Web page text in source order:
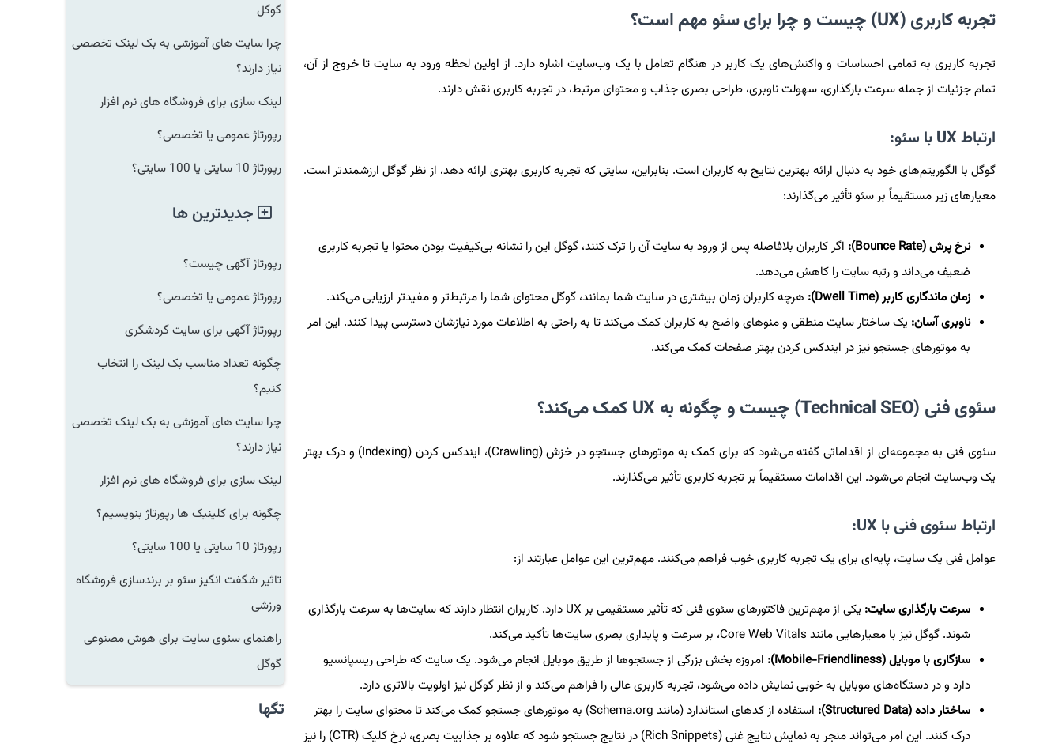
تجربه کاربری (UX) چیست و چرا برای سئو مهم است؟
تجربه کاربری به تمامی احساسات و واکنش‌های یک کاربر در هنگام تعامل با یک وب‌سایت اشاره دارد. از اولین لحظه ورود به سایت تا خروج از آن،
تمام جزئیات از جمله سرعت بارگذاری، سهولت ناوبری، طراحی بصری جذاب و محتوای مرتبط، در تجربه کاربری نقش دارند.
ارتباط UX با سئو:
گوگل با الگوریتم‌های خود به دنبال ارائه بهترین نتایج به کاربران است. بنابراین، سایتی که تجربه کاربری بهتری ارائه دهد، از نظر گوگل ارزشمندتر است.
معیارهای زیر مستقیماً بر سئو تأثیر می‌گذارند:
نرخ پرش (Bounce Rate):
اگر کاربران بلافاصله پس از ورود به سایت آن را ترک کنند، گوگل این را نشانه بی‌کیفیت بودن محتوا یا تجربه کاربری
ضعیف می‌داند و رتبه سایت را کاهش می‌دهد.
زمان ماندگاری کاربر (Dwell Time):
هرچه کاربران زمان بیشتری در سایت شما بمانند، گوگل محتوای شما را مرتبط‌تر و مفیدتر ارزیابی می‌کند.
ناوبری آسان: یک ساختار سایت منطقی و منوهای واضح به کاربران کمک می‌کند تا به راحتی به اطلاعات مورد نیازشان دسترسی پیدا کنند. این امر
به موتورهای جستجو نیز در ایندکس کردن بهتر صفحات کمک می‌کند.
سئوی فنی (Technical SEO) چیست و چگونه به UX کمک می‌کند؟
سئوی فنی به مجموعه‌ای از اقداماتی گفته می‌شود که برای کمک به موتورهای جستجو در خزش (Crawling)، ایندکس کردن (Indexing) و درک بهتر
یک وب‌سایت انجام می‌شود. این اقدامات مستقیماً بر تجربه کاربری تأثیر می‌گذارند.
ارتباط سئوی فنی با UX:
عوامل فنی یک سایت، پایه‌ای برای یک تجربه کاربری خوب فراهم می‌کنند. مهم‌ترین این عوامل عبارتند از:
سرعت بارگذاری سایت:
یکی از مهم‌ترین فاکتورهای سئوی فنی که تأثیر مستقیمی بر UX دارد. کاربران انتظار دارند که سایت‌ها به سرعت بارگذاری
شوند. گوگل نیز با معیارهایی مانند Core Web Vitals، بر سرعت و پایداری بصری سایت‌ها تأکید می‌کند.
سازگاری با موبایل (Mobile-Friendliness):
امروزه بخش بزرگی از جستجوها از طریق موبایل انجام می‌شود. یک سایت که طراحی ریسپانسیو
دارد و در دستگاه‌های موبایل به خوبی نمایش داده می‌شود، تجربه کاربری عالی را فراهم می‌کند و از نظر گوگل نیز اولویت بالاتری دارد.
ساختار داده (Structured Data):
استفاده از کدهای استاندارد (مانند Schema.org) به موتورهای جستجو کمک می‌کند تا محتوای سایت را بهتر
درک کنند. این امر می‌تواند منجر به نمایش نتایج غنی (Rich Snippets) در نتایج جستجو شود که علاوه بر جذابیت بصری، نرخ کلیک (CTR) را نیز
گوگل
چرا سایت های آموزشی به بک لینک تخصصی
نیاز دارند؟
لینک سازی برای فروشگاه های نرم افزار
رپورتاژ عمومی یا تخصصی؟
رپورتاژ 10 سایتی یا 100 سایتی؟
جدیدترین ها
رپورتاژ آگهی چیست؟
رپورتاژ عمومی یا تخصصی؟
رپورتاژ آگهی برای سایت گردشگری
چگونه تعداد مناسب بک لینک را انتخاب
کنیم؟
چرا سایت های آموزشی به بک لینک تخصصی
نیاز دارند؟
لینک سازی برای فروشگاه های نرم افزار
چگونه برای کلینیک ها رپورتاژ بنویسیم؟
رپورتاژ 10 سایتی یا 100 سایتی؟
تاثیر شگفت انگیز سئو بر برندسازی فروشگاه
ورزشی
راهنمای سئوی سایت برای هوش مصنوعی
گوگل
تگها